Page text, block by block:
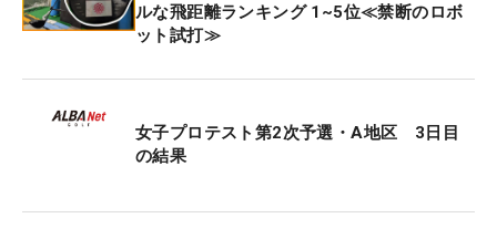
ルな飛距離ランキング 1~5位≪禁断のロボ
ット試打≫
女子プロテスト第2次予選・A地区 3日目
の結果